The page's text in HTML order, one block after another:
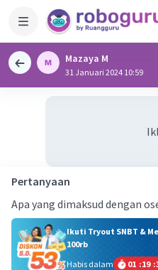
Mazaya M
31 Januari 2024 10:59
Pertanyaan
Apa yang dimaksud dengan
Ikuti Tryout SNBT &
100rb
Habis dalam
01 :19 :